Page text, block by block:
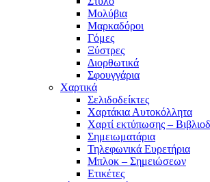
Μολύβια
Μαρκαδόροι
Γόμες
Ξύστρες
Διορθωτικά
Σφουγγάρια
Χαρτικά
Σελιδοδείκτες
Χαρτάκια Αυτοκόλλητα
Χαρτί εκτύπωσης –
Σημειωματάρια
Τηλεφωνικά Ευρετήρια
Μπλοκ – Σημειώσεων
Ετικέτες